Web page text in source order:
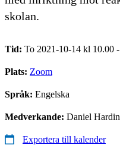
skolan.
Tid: To 2021-10-14 kl 10.00
Plats: Zoom
Språk: Engelska
Medverkande: Daniel
Exportera till kalender